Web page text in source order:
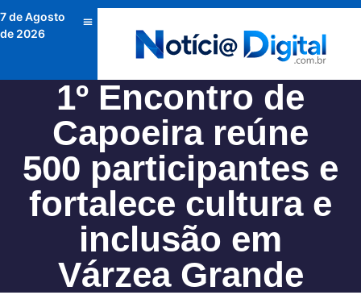
7 de Agosto
de 2026
1º Encontro de
Capoeira reúne
500 participantes e
fortalece cultura e
inclusão em
Várzea Grande